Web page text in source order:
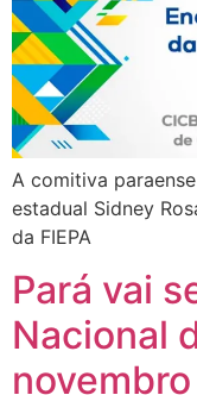
A comitiva
estadual Sidney
da FIEPA
Pará vai
Nacional
novembro